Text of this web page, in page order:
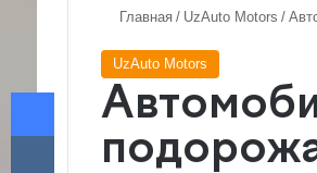
Главная / UzAuto Motors /
UzAuto Motors
Facebook
VKontakte